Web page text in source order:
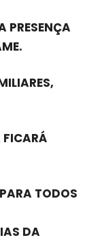
PRESENÇA
FICARÁ
TODOS
DA